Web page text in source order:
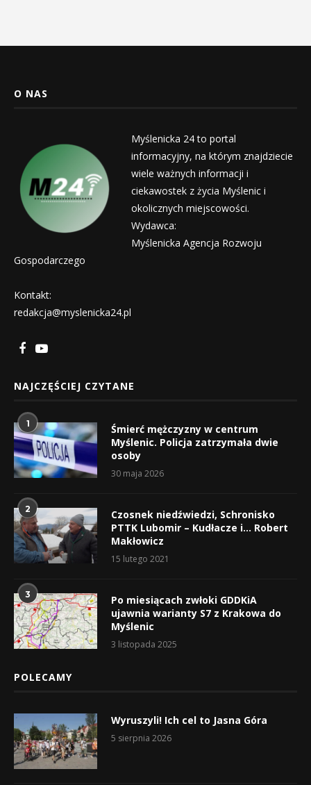
O NAS
Myślenicka 24 to portal
informacyjny, na którym znajdziecie
wiele ważnych informacji i
ciekawostek z życia Myślenic i
okolicznych miejscowości.
Wydawca:
Myślenicka Agencja Rozwoju
Gospodarczego
Kontakt:
redakcja@myslenicka24.pl
NAJCZĘŚCIEJ CZYTANE
1
Śmierć mężczyzny w centrum
Myślenic. Policja zatrzymała dwie
osoby
30 maja 2026
2
Czosnek niedźwiedzi, Schronisko
PTTK Lubomir – Kudłacze i… Robert
Makłowicz
15 lutego 2021
3
Po miesiącach zwłoki GDDKiA
ujawnia warianty S7 z Krakowa do
Myślenic
3 listopada 2025
POLECAMY
Wyruszyli! Ich cel to Jasna Góra
5 sierpnia 2026